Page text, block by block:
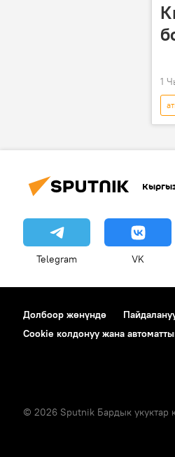
1
Telegram VK
Долбоор жөнүндө
Cookie колдонуу жана
© 2026 Sputnik Бардык укуктар